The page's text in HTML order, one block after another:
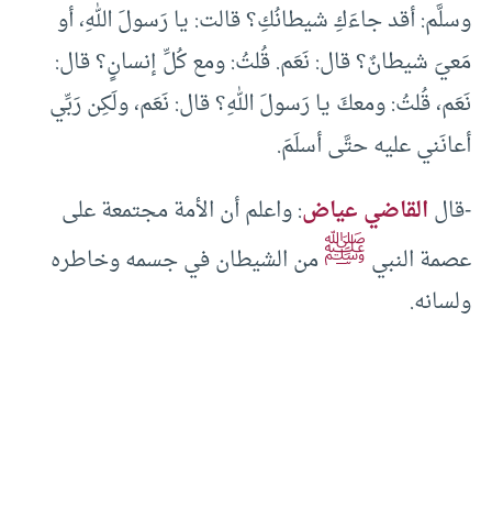
وسلَّم: أقد جاءَكِ شيطانُكِ؟ قالت: يا رَسولَ اللهِ، أو
مَعيَ شيطانٌ؟ قال: نَعَم. قُلتُ: ومع كُلِّ إنسانٍ؟ قال:
نَعَم، قُلتُ: ومعكَ يا رَسولَ اللهِ؟ قال: نَعَم، ولَكِن رَبِّي
أعانَني عليه حتَّى أسلَمَ.
-قالالقاضي عياض: واعلم أن الأمة مجتمعة على
عصمة النبيﷺمن الشيطان في جسمه وخاطره
ولسانه.